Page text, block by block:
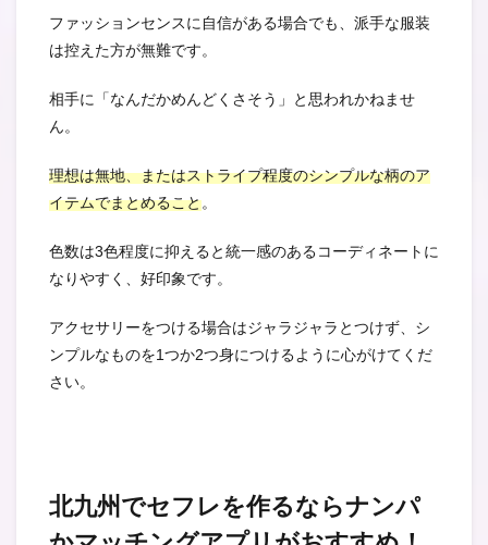
ファッションセンスに自信がある場合でも、派手な服装
は控えた方が無難です。
相手に「なんだかめんどくさそう」と思われかねませ
ん。
理想は無地、またはストライプ程度のシンプルな柄のア
イテムでまとめること。
色数は3色程度に抑えると統一感のあるコーディネートに
なりやすく、好印象です。
アクセサリーをつける場合はジャラジャラとつけず、シ
ンプルなものを1つか2つ身につけるように心がけてくだ
さい。
北九州でセフレを作るならナンパ